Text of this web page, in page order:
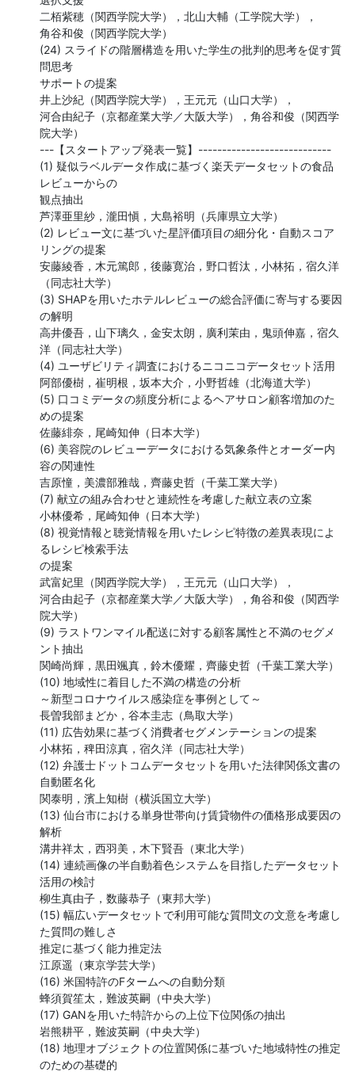
二栢紫穂（関西学院大学），北山大輔（工学院大学），
角谷和俊（関西学院大学）
(24) スライドの階層構造を用いた学生の批判的思考を促す質
問思考
サポートの提案
井上沙紀（関西学院大学），王元元（山口大学），
河合由紀子（京都産業大学／大阪大学），角谷和俊（関西学
院大学）
---【スタートアップ発表一覧】----------------------------
(1) 疑似ラベルデータ作成に基づく楽天データセットの食品
レビューからの
観点抽出
芦澤亜里紗，瀧田愼，大島裕明（兵庫県立大学）
(2) レビュー文に基づいた星評価項目の細分化・自動スコア
リングの提案
安藤綾香，木元篤郎，後藤寛治，野口哲汰，小林拓，宿久洋
（同志社大学）
(3) SHAPを用いたホテルレビューの総合評価に寄与する要因
の解明
高井優吾，山下璃久，金安太朗，廣利茉由，鬼頭伸嘉，宿久
洋（同志社大学）
(4) ユーザビリティ調査におけるニコニコデータセット活用
阿部優樹，崔明根，坂本大介，小野哲雄（北海道大学）
(5) 口コミデータの頻度分析によるヘアサロン顧客増加のた
めの提案
佐藤緋奈，尾崎知伸（日本大学）
(6) 美容院のレビューデータにおける気象条件とオーダー内
容の関連性
吉原憧，美濃部雅哉，齊藤史哲（千葉工業大学）
(7) 献立の組み合わせと連続性を考慮した献立表の立案
小林優希，尾崎知伸（日本大学）
(8) 視覚情報と聴覚情報を用いたレシピ特徴の差異表現によ
るレシピ検索手法
の提案
武富妃里（関西学院大学），王元元（山口大学），
河合由起子（京都産業大学／大阪大学），角谷和俊（関西学
院大学）
(9) ラストワンマイル配送に対する顧客属性と不満のセグメ
ント抽出
関崎尚輝，黒田颯真，鈴木優耀，齊藤史哲（千葉工業大学）
(10) 地域性に着目した不満の構造の分析
～新型コロナウイルス感染症を事例として～
長曽我部まどか，谷本圭志（鳥取大学）
(11) 広告効果に基づく消費者セグメンテーションの提案
小林拓，稗田涼真，宿久洋（同志社大学）
(12) 弁護士ドットコムデータセットを用いた法律関係文書の
自動匿名化
関泰明，濱上知樹（横浜国立大学）
(13) 仙台市における単身世帯向け賃貸物件の価格形成要因の
解析
溝井祥太，西羽美，木下賢吾（東北大学）
(14) 連続画像の半自動着色システムを目指したデータセット
活用の検討
柳生真由子，数藤恭子（東邦大学）
(15) 幅広いデータセットで利用可能な質問文の文意を考慮し
た質問の難しさ
推定に基づく能力推定法
江原遥（東京学芸大学）
(16) 米国特許のFタームへの自動分類
蜂須賀笙太，難波英嗣（中央大学）
(17) GANを用いた特許からの上位下位関係の抽出
岩熊耕平，難波英嗣（中央大学）
(18) 地理オブジェクトの位置関係に基づいた地域特性の推定
のための基礎的